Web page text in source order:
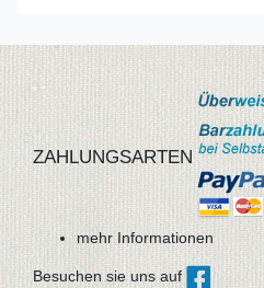
ZAHLUNGSARTEN
mehr Informationen
Besuchen sie uns auf